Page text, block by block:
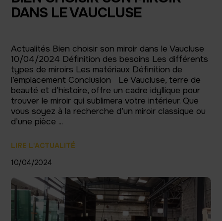
DANS LE VAUCLUSE
Actualités Bien choisir son miroir dans le Vaucluse
10/04/2024 Définition des besoins Les différents
types de miroirs Les matériaux Définition de
l’emplacement Conclusion Le Vaucluse, terre de
beauté et d’histoire, offre un cadre idyllique pour
trouver le miroir qui sublimera votre intérieur. Que
vous soyez à la recherche d’un miroir classique ou
d’une pièce ...
LIRE L'ACTUALITÉ
10/04/2024